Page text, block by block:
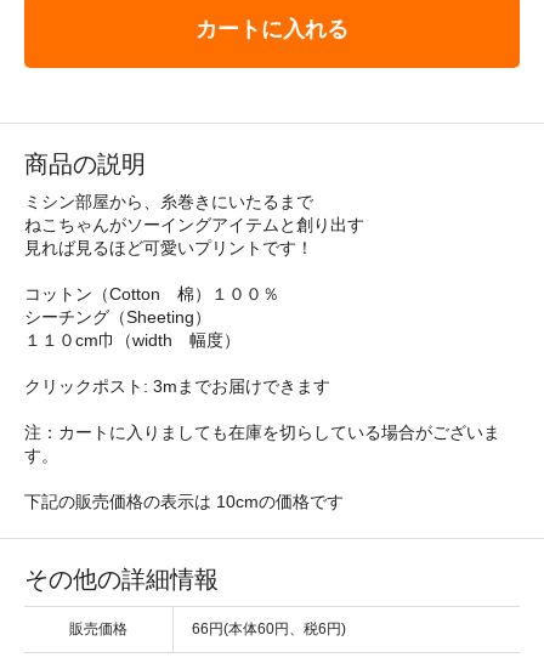
カートに入れる
商品の説明
ミシン部屋から、糸巻きにいたるまで
ねこちゃんがソーイングアイテムと創り出す
見れば見るほど可愛いプリントです！
コットン（Cotton 棉）１００％
シーチング（Sheeting）
１１０cm巾（width 幅度）
クリックポスト: 3mまでお届けできます
注：カートに入りましても在庫を切らしている場合がございま
す。
下記の販売価格の表示は 10cmの価格です
その他の詳細情報
販売価格 66円(本体60円、税6円)